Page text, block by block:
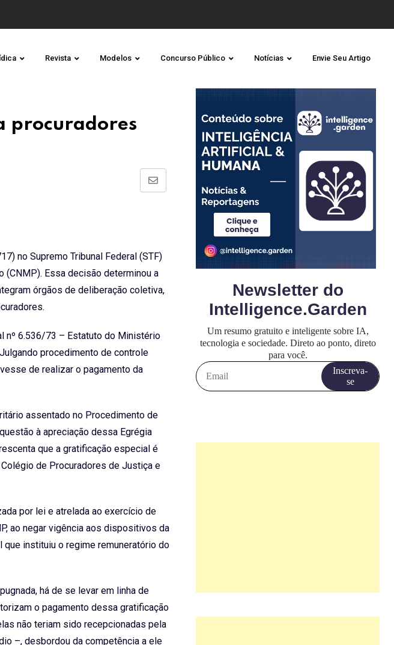
Revista Modelos Concurso Público Notícias Envie Seu Artigo
procuradores
Share
no Supremo Tribunal Federal (STF)
Essa decisão determinou a
órgãos de deliberação coletiva,
nº 6.536/73 – Estatuto do Ministério
procedimento de controle
de realizar o pagamento da
assentado no Procedimento de
à apreciação dessa Egrégia
que a gratificação especial é
de Procuradores de Justiça e
por lei e atrelada ao exercício de
ao negar vigência aos dispositivos da
que instituiu o regime remuneratório do
há de se levar em linha de
o pagamento dessa gratificação
não teriam sido recepcionadas pela
–, desbordou da competência a ele